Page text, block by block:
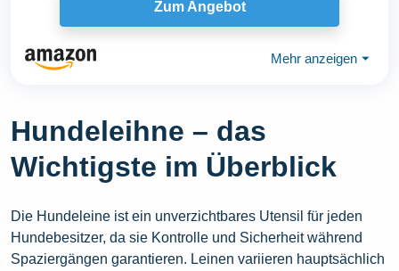
Zum Angebot
Mehr anzeigen ⏷
Hundeleihne – das
Wichtigste im Überblick
Die Hundeleine ist ein unverzichtbares Utensil für jeden
Hundebesitzer, da sie Kontrolle und Sicherheit während
Spaziergängen garantieren. Leinen variieren hauptsächlich